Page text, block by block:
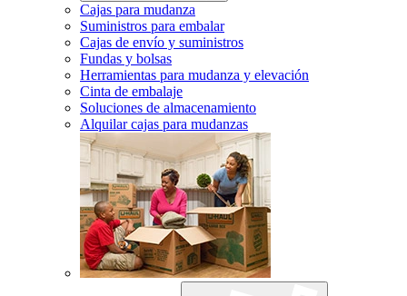
Cajas para mudanza
Suministros para embalar
Cajas de envío y suministros
Fundas y bolsas
Herramientas para mudanza y elevación
Cinta de embalaje
Soluciones de almacenamiento
Alquilar cajas para mudanzas